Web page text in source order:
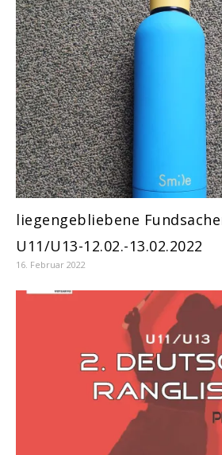
liegengebliebene
U11/U13-12.02.-13.02.2022
16. Februar 2022